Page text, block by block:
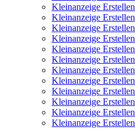
Kleinanzeige Erstellen
Kleinanzeige Erstellen
Kleinanzeige Erstellen
Kleinanzeige Erstellen
Kleinanzeige Erstellen
Kleinanzeige Erstellen
Kleinanzeige Erstellen
Kleinanzeige Erstellen
Kleinanzeige Erstellen
Kleinanzeige Erstellen
Kleinanzeige Erstellen
Kleinanzeige Erstellen